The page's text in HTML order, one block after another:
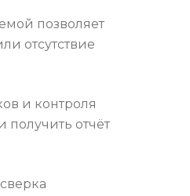
позволяет
отсутствие
и контроля
отчёт